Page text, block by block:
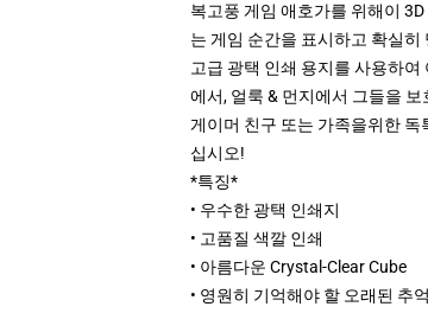
복고풍 게임 애호가를 위해이
는 게임 순간을 표시하고 확실
고급 광택 인쇄 용지를 사용하
에서, 얼룩 & 먼지에서 그들을
게이머 친구 또는 가족을위한
십시오!
*특징*
• 우수한 광택 인쇄지
• 고품질 색깔 인쇄
• 아름다운 Crystal-Clear Cube
• 영원히 기억해야 할 오래된 추